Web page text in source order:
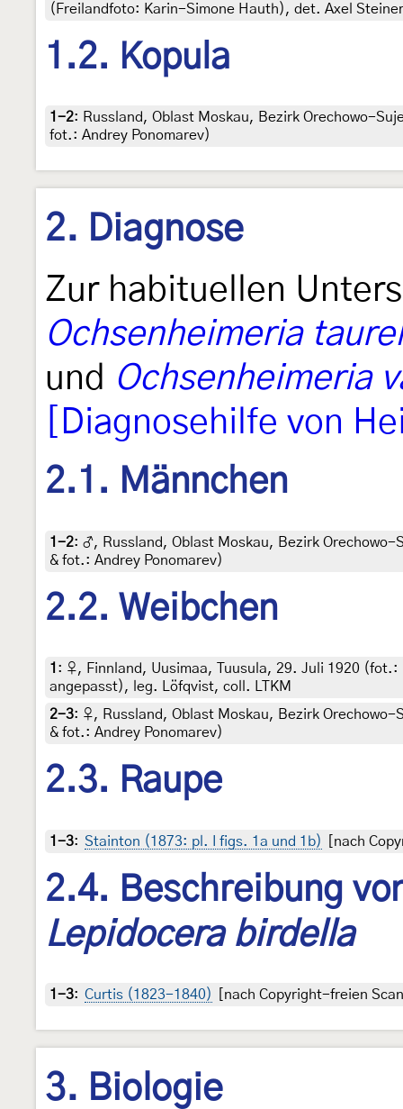
(Freilandfoto: Karin-Simone Hauth), det. Axel Steiner
1.2. Kopula
1-2: Russland, Oblast Moskau, Bezirk Orechowo-
fot.: Andrey Ponomarev)
2. Diagnose
Zur habituellen
Ochsenheimeria
und Ochsenheimeria
[Diagnosehilfe von
2.1. Männchen
1-2: ♂, Russland, Oblast Moskau, Bezirk
& fot.: Andrey Ponomarev)
2.2. Weibchen
1 : ♀, Finnland, Uusimaa, Tuusula, 29. Juli 1920
angepasst), leg. Löfqvist, coll. LTKM
2-3: ♀, Russland, Oblast Moskau, Bezirk
& fot.: Andrey Ponomarev)
2.3. Raupe
1-3: Stainton (1873: pl. I figs. 1a und 1b) [nach
2.4. Beschreibung
Lepidocera birdella
1-3: Curtis (1823-1840) [nach Copyright-freien
3. Biologie